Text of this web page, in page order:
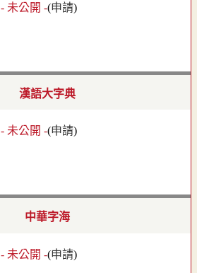
- 未公開 -(申請)
漢語大字典
- 未公開 -(申請)
中華字海
- 未公開 -(申請)